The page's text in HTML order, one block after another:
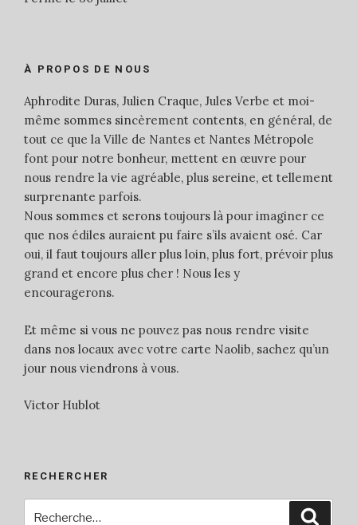
À PROPOS DE NOUS
Aphrodite Duras, Julien Craque, Jules Verbe et moi-
même sommes sincèrement contents, en général, de
tout ce que la Ville de Nantes et Nantes Métropole
font pour notre bonheur, mettent en œuvre pour
nous rendre la vie agréable, plus sereine, et tellement
surprenante parfois.
Nous sommes et serons toujours là pour imaginer ce
que nos édiles auraient pu faire s’ils avaient osé. Car
oui, il faut toujours aller plus loin, plus fort, prévoir plus
grand et encore plus cher ! Nous les y
encouragerons.
Et même si vous ne pouvez pas nous rendre visite
dans nos locaux avec votre carte Naolib, sachez qu’un
jour nous viendrons à vous.
Victor Hublot
RECHERCHER